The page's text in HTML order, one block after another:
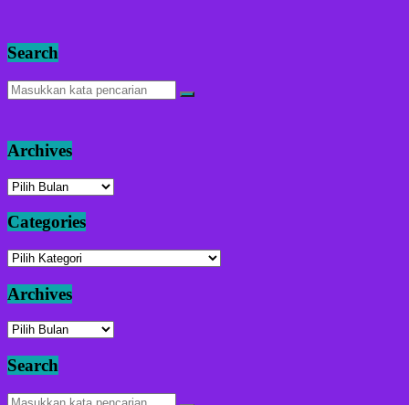
Search
Archives
Archives
Categories
Categories
Archives
Archives
Search